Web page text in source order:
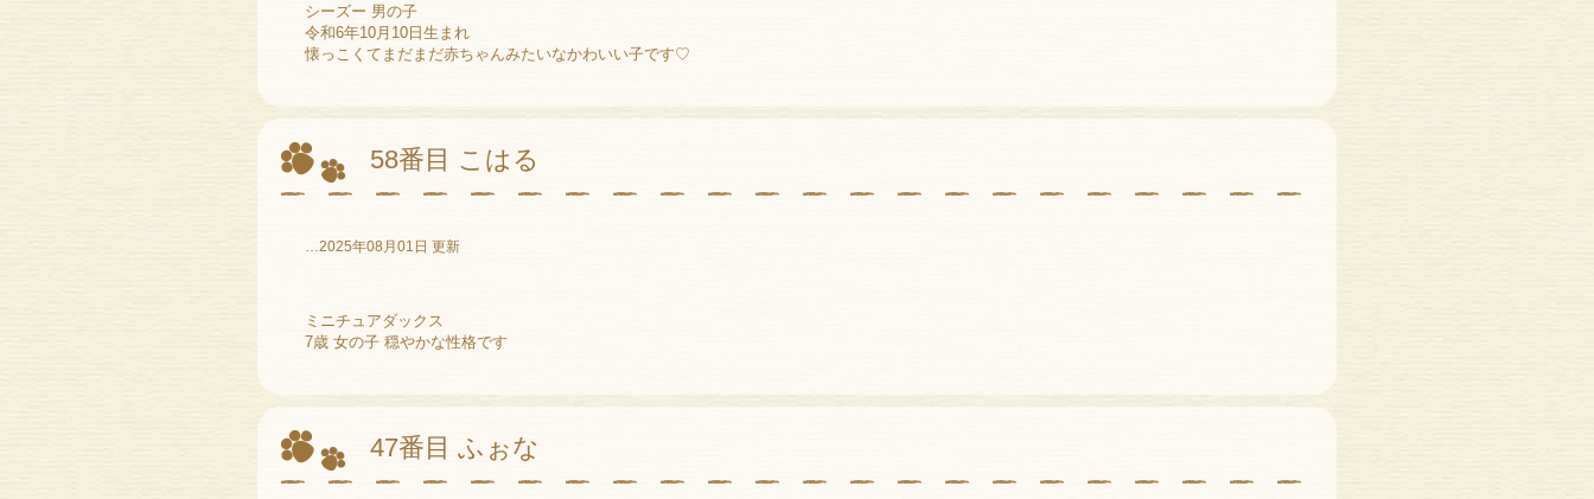
シーズー 男の子
令和6年10月10日生まれ
懐っこくてまだまだ赤ちゃんみたいなかわいい子です♡
58番目 こはる
…2025年08月01日 更新
ミニチュアダックス
7歳 女の子 穏やかな性格です
47番目 ふぉな